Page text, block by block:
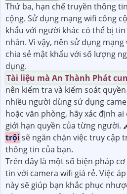
Thứ ba, hạn chế truyền thông
cộng. Sử dụng mạng wifi công
khẩu với người khác có thể bị
nhân. Vì vậy, nên sử dụng
chia sẻ mật khẩu với số lượng
dụng.
Tài liệu mà An Thành Phát
nên kiểm tra và kiểm soát
nhiều người dùng sử dụng
hoặc văn phòng, hãy xác định
giới hạn quyền của từng người.
trội sẽ ngăn chặn việc truy cập
thông tin của bạn.
Trên đây là một số biện pháp
tin với camera wifi giá rẻ. Việc
này sẽ giúp bạn khắc phục